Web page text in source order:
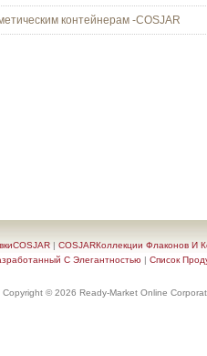
контейнерам -COSJAR
| COSJARКоллекции Флаконов И
С Элегантностью | Список
Copyright © 2026 Ready-Market Online